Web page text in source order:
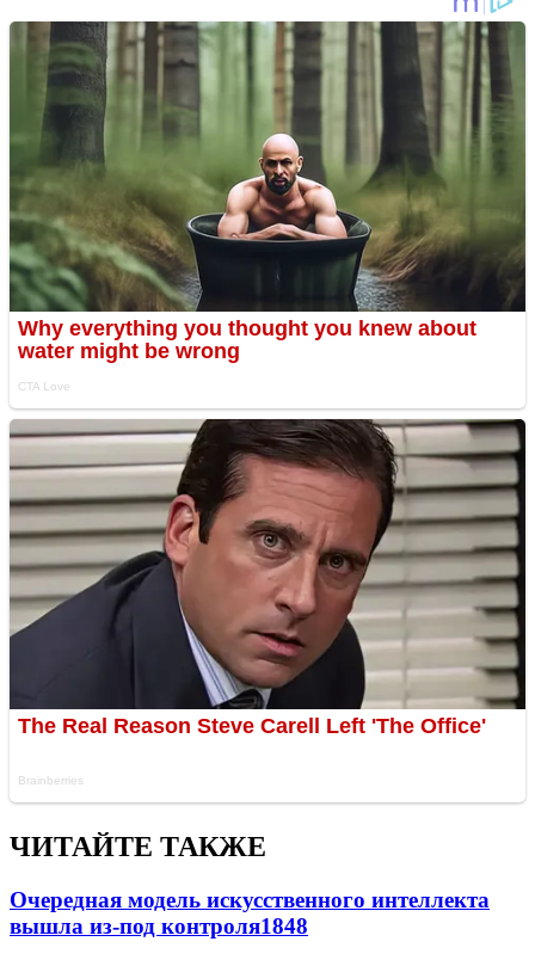
ЧИТАЙТЕ ТАКЖЕ
Очередная модель искусственного интеллекта
вышла из-под контроля1848